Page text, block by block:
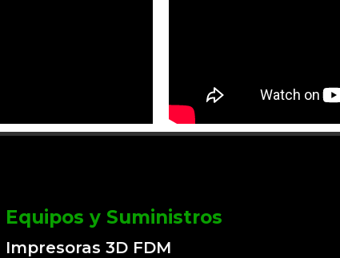
Equipos y Suministros
Impresoras 3D FDM